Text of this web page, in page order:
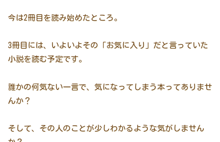
今は2冊目を読み始めたところ。
3冊目には、いよいよその「お気に入り」だと言っていた
小説を読む予定です。
誰かの何気ない一言で、気になってしまう本ってありませ
んか？
そして、その人のことが少しわかるような気がしません